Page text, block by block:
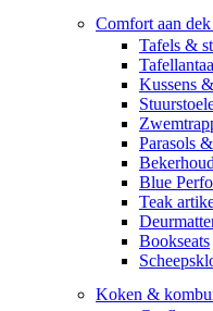
Comfort aan dek
Tafels &
Kussens
Parasols
Blue
Teak
Bookseats
Koken &